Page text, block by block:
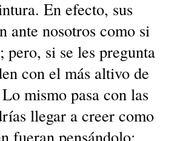
En efecto, sus
ante nosotros como si
si se les pregunta
con el más altivo de
mismo pasa con las
llegar a creer como
fueran pensándolo;